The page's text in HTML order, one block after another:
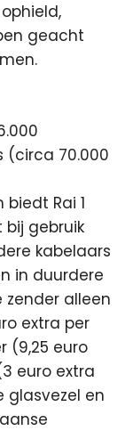
geacht
(circa 70.000
Rai 1
gebruik
kabelaars
in duurdere
alleen
extra per
(9,25 euro
euro extra
glasvezel en